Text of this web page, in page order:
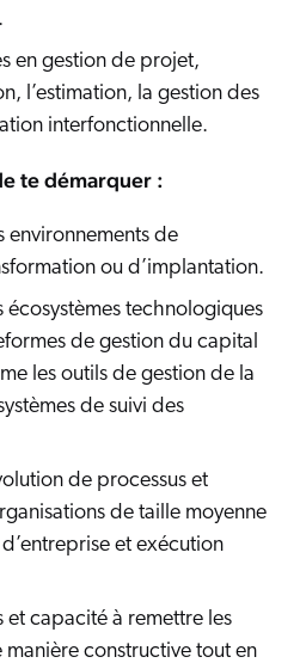
en gestion de projet,
l’estimation, la gestion des
interfonctionnelle.
te démarquer :
environnements de
ou d’implantation.
écosystèmes technologiques
de gestion du capital
les outils de gestion de la
de suivi des
de processus et
de taille moyenne
et exécution
et capacité à remettre les
manière constructive tout en